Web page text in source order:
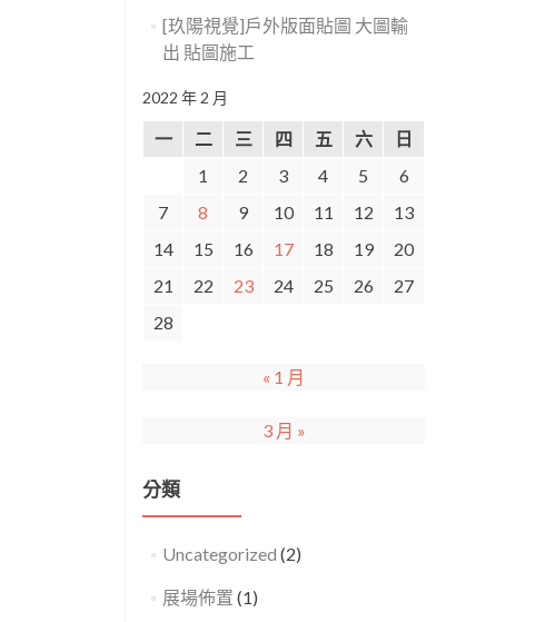
[玖陽視覺]戶外版面貼圖 大圖輸
出 貼圖施工
2022 年 2 月
一 二 三 四 五 六
日
1
2 3 4 5
6
7
8 9 10 11 12
13
14
15 16 17 18 19
20
21
22 23 24 25 26
27
28
« 1 月
3 月 »
分類
Uncategorized (2)
展場佈置 (1)